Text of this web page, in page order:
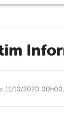
11/10/2020 00h00,